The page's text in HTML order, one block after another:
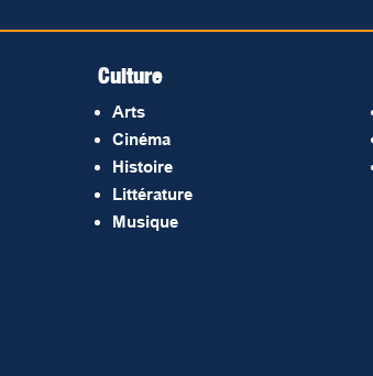
Culture
Arts
Cinéma
Histoire
Littérature
Musique